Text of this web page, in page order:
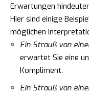
Erwartungen
Hier sind einige
möglichen
Ein Strauß von
erwartet Sie eine
Kompliment.
Ein Strauß von